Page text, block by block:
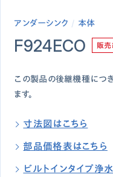
アンダーシンク 本体
F924ECO 販売
この製品の後継機種につ
ます。
寸法図はこちら
部品価格表はこちら
ビルトインタイプ浄